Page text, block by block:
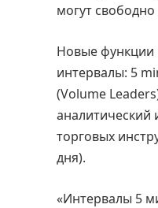
могут
Новые функции
интервалы: 5
(Volume
аналитический
торговых
дня).
«Интервалы 5